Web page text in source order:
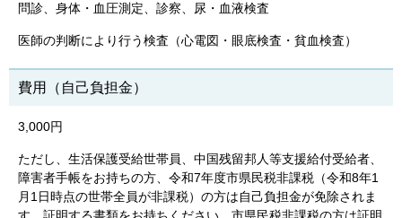
問診、身体・血圧測定、診察、尿・血液検査
医師の判断により行う検査（心電図・眼底検査・貧血検査）
費用（自己負担金）
3,000円
ただし、生活保護受給世帯員、中国残留邦人等支援給付受給者、
障害者手帳をお持ちの方、令和7年度市県民税非課税（令和8年1
月1日時点の世帯全員が非課税）の方は自己負担金が免除されま